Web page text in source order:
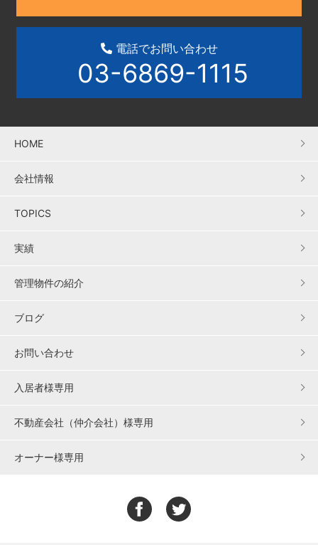
電話でお問い合わせ
03-6869-1115
HOME
会社情報
TOPICS
実績
管理物件の紹介
ブログ
お問い合わせ
入居者様専用
不動産会社（仲介会社）様専用
オーナー様専用